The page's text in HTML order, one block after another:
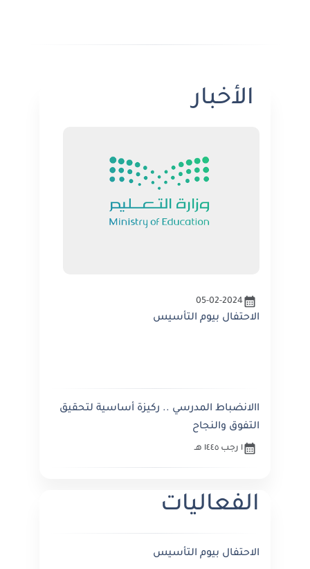
الأخبار
05-02-2024
الاحتفال بيوم التأسيس
االانضباط المدرسي .. ركيزة أساسية لتحقيق
التفوق والنجاح
١ رجب ١٤٤٥ هـ
الفعاليات
الاحتفال بيوم التأسيس